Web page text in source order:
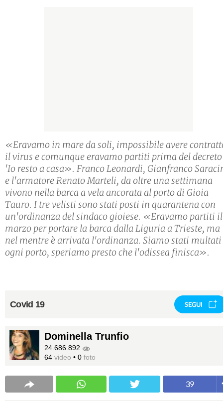
«Eravamo in mare da soli, impossibile avere
il virus e comunque eravamo partiti prima del decreto
'Io resto a casa». Franco Leonardi, Gianfranco
e l'armatore Renato Marteli, da oltre una settimana
vivono nella barca a vela ancorata al porto di Gioia
Tauro. I tre velisti sono stati posti in quarantena con
un'ordinanza del sindaco gioiese. «Eravamo partiti
marzo per portare la barca dalla Liguria a Trieste, ma
nel mentre è arrivata l'ordinanza. Siamo stati
ogni porto, speriamo presto che l'odissea finisca».
Covid 19 SEGUI
Dominella Trunfio
24.686.892
64 video • 0 foto
39